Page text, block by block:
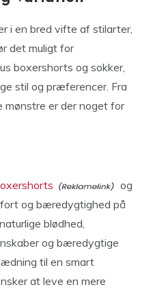
i en bred vifte af stilarter,
det muligt for
boxershorts og sokker,
stil og præferencer. Fra
mønstre er der noget for
og
og bæredygtighed på
blødhed,
og bæredygtige
til en smart
at leve en mere